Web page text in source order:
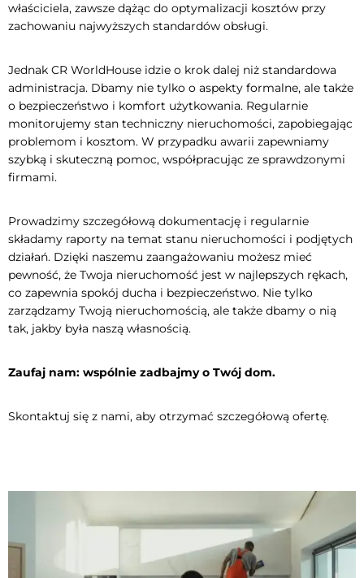
właściciela, zawsze dążąc do optymalizacji kosztów przy
zachowaniu najwyższych standardów obsługi.
Jednak CR WorldHouse idzie o krok dalej niż standardowa
administracja. Dbamy nie tylko o aspekty formalne, ale także
o bezpieczeństwo i komfort użytkowania. Regularnie
monitorujemy stan techniczny nieruchomości, zapobiegając
problemom i kosztom. W przypadku awarii zapewniamy
szybką i skuteczną pomoc, współpracując ze sprawdzonymi
firmami.
Prowadzimy szczegółową dokumentację i regularnie
składamy raporty na temat stanu nieruchomości i podjętych
działań. Dzięki naszemu zaangażowaniu możesz mieć
pewność, że Twoja nieruchomość jest w najlepszych rękach,
co zapewnia spokój ducha i bezpieczeństwo. Nie tylko
zarządzamy Twoją nieruchomością, ale także dbamy o nią
tak, jakby była naszą własnością.
Zaufaj nam: wspólnie zadbajmy o Twój dom.
Skontaktuj się z nami, aby otrzymać szczegółową ofertę.